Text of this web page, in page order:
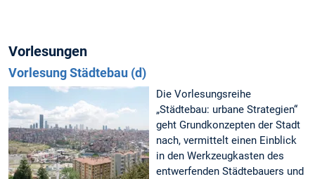
Vorlesungen
Vorlesung Städtebau (d)
Die Vorlesungsreihe
„Städtebau: urbane Strategien“
geht Grundkonzepten der Stadt
nach, vermittelt einen Einblick
in den Werkzeugkasten des
entwerfenden Städtebauers und